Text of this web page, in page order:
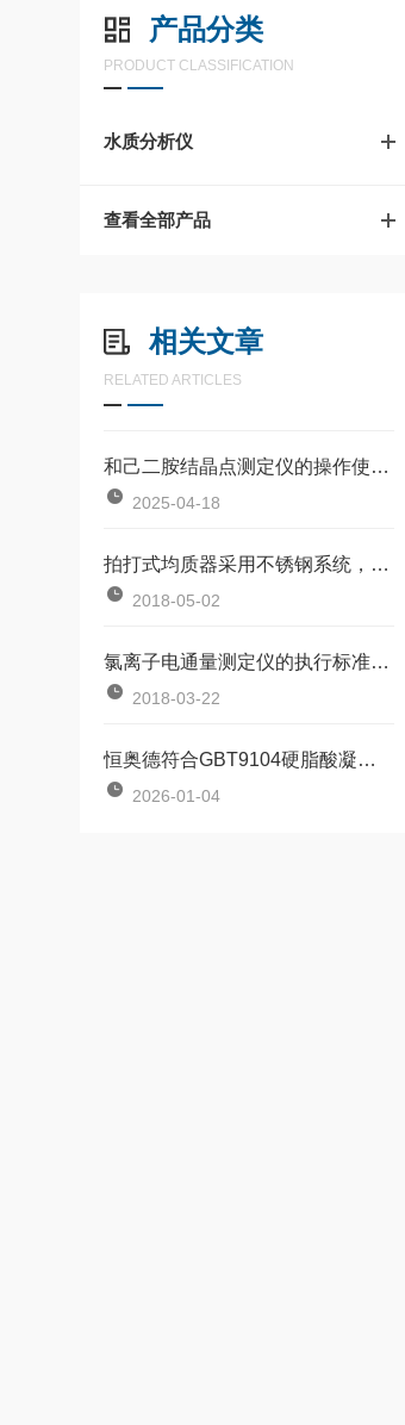
产品分类
PRODUCT CLASSIFICATION
水质分析仪
查看全部产品
相关文章
RELATED ARTICLES
和己二胺结晶点测定仪的操作使用原理
2025-04-18
拍打式均质器采用不锈钢系统，开启式门，更易于清洗
2018-05-02
氯离子电通量测定仪的执行标准与优势
2018-03-22
恒奥德​符合GBT9104硬脂酸凝点测定仪的操作原理
2026-01-04